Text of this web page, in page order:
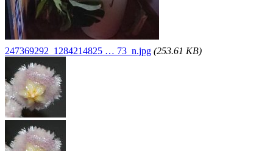
247369292_1284214825 … 73_n.jpg (253.61 KB)